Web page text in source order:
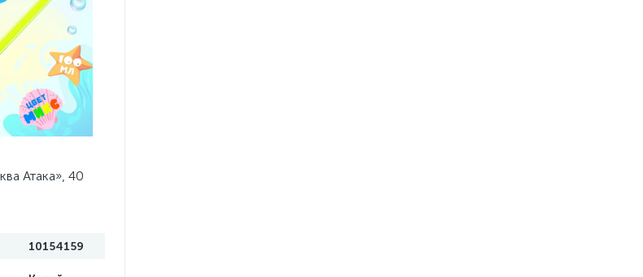
Атака», 40
10154159